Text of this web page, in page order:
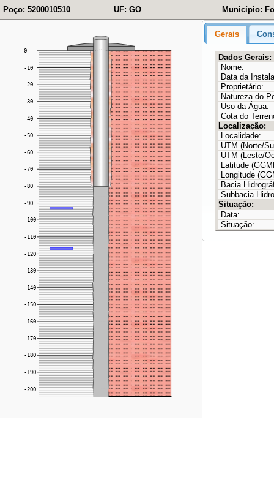
Poço: 5200010510 UF: GO Município:
Gerais
Dados Gerais:
Nome:
Data da
Proprietário:
Natureza do
Uso da Água:
Cota do
Localização:
Localidade:
UTM (Norte/
UTM (Leste/
Latitude
Longitude
Bacia
Subbacia
Situação:
Data:
Situação: